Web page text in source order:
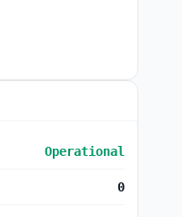
Operational
0